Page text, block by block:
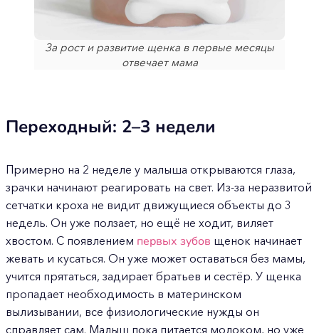
За рост и развитие щенка в первые месяцы
отвечает мама
Переходный: 2–3 недели
Примерно на 2 неделе у малыша открываются глаза,
зрачки начинают реагировать на свет. Из-за неразвитой
сетчатки кроха не видит движущиеся объекты до 3
недель. Он уже ползает, но ещё не ходит, виляет
хвостом. С появлением первых зубов щенок начинает
жевать и кусаться. Он уже может оставаться без мамы,
учится прятаться, задирает братьев и сестёр. У щенка
пропадает необходимость в материнском
вылизывании, все физиологические нужды он
справляет сам. Малыш пока питается молоком, но уже